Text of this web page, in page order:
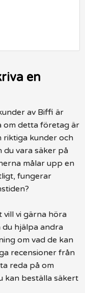
en
av Biffi är
om detta företag är
riktiga kunder och
du vara säker på
målar upp en
fungerar
vill vi gärna höra
du hjälpa andra
om vad de kan
recensioner från
reda på om
kan beställa säkert